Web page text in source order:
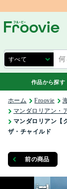
作品から探す
ホーム Froovie
マンダロリアン・
マンダロリアン【
ザ・チャイルド
前の商品